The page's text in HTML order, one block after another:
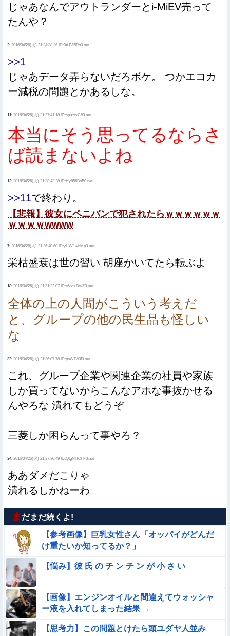
じゃあなんでアウトランダーとi-MiEV売って
たんや？
2: 2016/04/26(火) 21:24:38.26 ID:3A1Vl5Pn0.net
>>1
じゃあデータ弄らないだろボケ。 つかエコカ
ー減税の問題とかあるしな。
11: 2016/04/26(火) 21:27:41.18 ID:spuYfxC80.net
本当にそう思ってるならさ
ば読まないよね
12: 2016/04/26(火) 21:28:43.28 ID:Hy856BoE0.net
>>11で終わり。
【悲報】彼女にペニバンで犯されたらｗｗｗｗｗｗ
ｗｗｗｗwwww
7: 2016/04/26(火) 21:26:40.60 ID:yUW1wbMp0.net
栄枯盛衰は世の習い 胡座かいてたら転ぶよ
18: 2016/04/26(火) 21:31:22.07 ID:r6dg+DwZ0.net
全体の上の人間がこういう考えだ
と、グループの他の民生品も怪しい
な
32: 2016/04/26(火) 21:36:07.78 ID:poWF/t0f0.net
これ、グループ企業や関連企業の社員や家族
しか買ってないからこんなアホな事抜かせる
んやろな 潰れてもどうぞ
三菱しか困らんって事やろ？
34: 2016/04/26(火) 21:37:30.49 ID:QtgNHChF0.net
ああダメだこりゃ
潰れるしかねーわ
ま だまだ続くよ!
【参考画像】巨乳女性さん「オッパイがどんだ
け重たいか知ってるか？」
【悩み】彼 氏 の チ ン チ ン が 小 さ い
【画像】エンジンオイルと間違えてウォッシャ
ー液を入れてしまった結果 →
【思考力】この問題とけたら頭ユダヤ人並み